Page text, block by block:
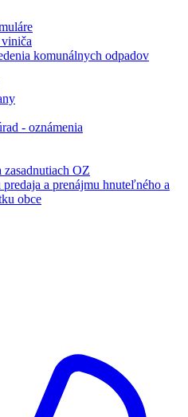
komunálnych odpadov
- oznámenia
OZ
a prenájmu hnuteľného a
obce